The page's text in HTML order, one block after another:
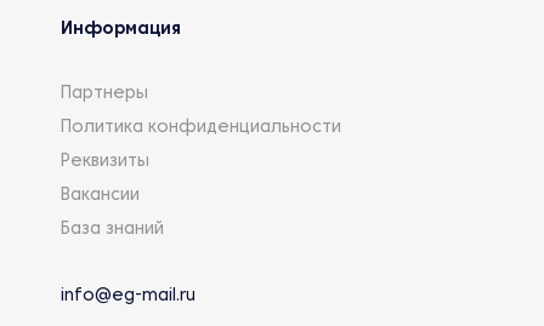
Информация
Партнеры
Политика конфиденциальности
Реквизиты
Вакансии
База знаний
info@eg-mail.ru